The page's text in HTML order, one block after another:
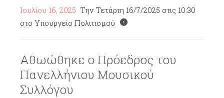
Ιουλίου 16, 2025 Την Τετάρτη 16/7/2025 στις 10:30
στο Υπουργείο Πολιτισμού
Αθωώθηκε ο Πρόεδρος του
Πανελλήνιου Μουσικού
Συλλόγου